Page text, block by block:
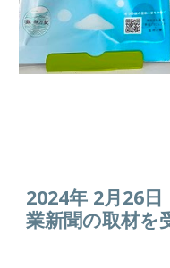
2024年 2月26日
業新聞の取材を